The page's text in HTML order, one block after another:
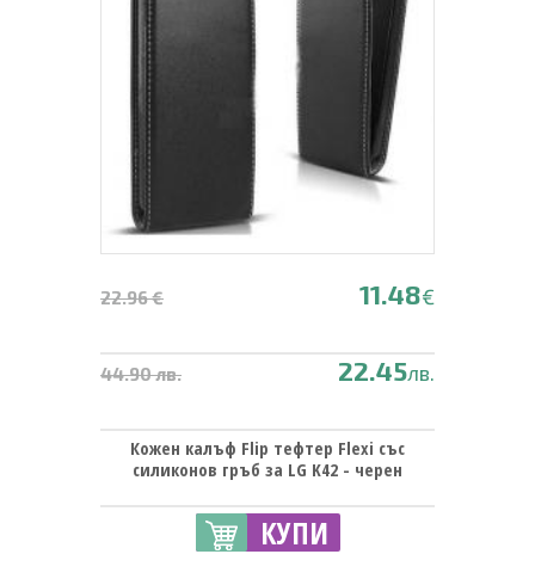
22.96 € 11.48€
44.90 лв. 22.45лв.
Кожен калъф Flip тефтер Flexi със
силиконов гръб за LG K42 - черен
КУПИ